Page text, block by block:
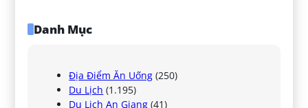
Danh Mục
Địa Điểm Ăn Uống (250)
Du Lịch (1.195)
Du Lịch An Giang (41)